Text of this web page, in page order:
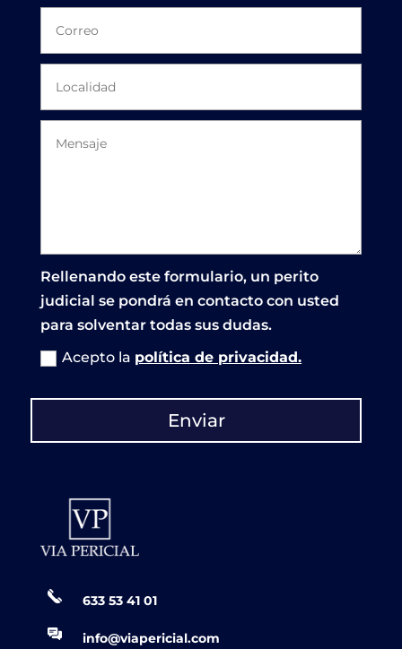
Rellenando este formulario, un perito
judicial se pondrá en contacto con usted
para solventar todas sus dudas.
Acepto la política de privacidad.
Enviar
633 53 41 01
info@viapericial.com